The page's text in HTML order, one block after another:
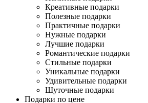
Креативные подарки
Полезные подарки
Практичные подарки
Нужные подарки
Лучшие подарки
Романтические подарки
Стильные подарки
Уникальные подарки
Удивительные подарки
Шуточные подарки
Подарки по цене